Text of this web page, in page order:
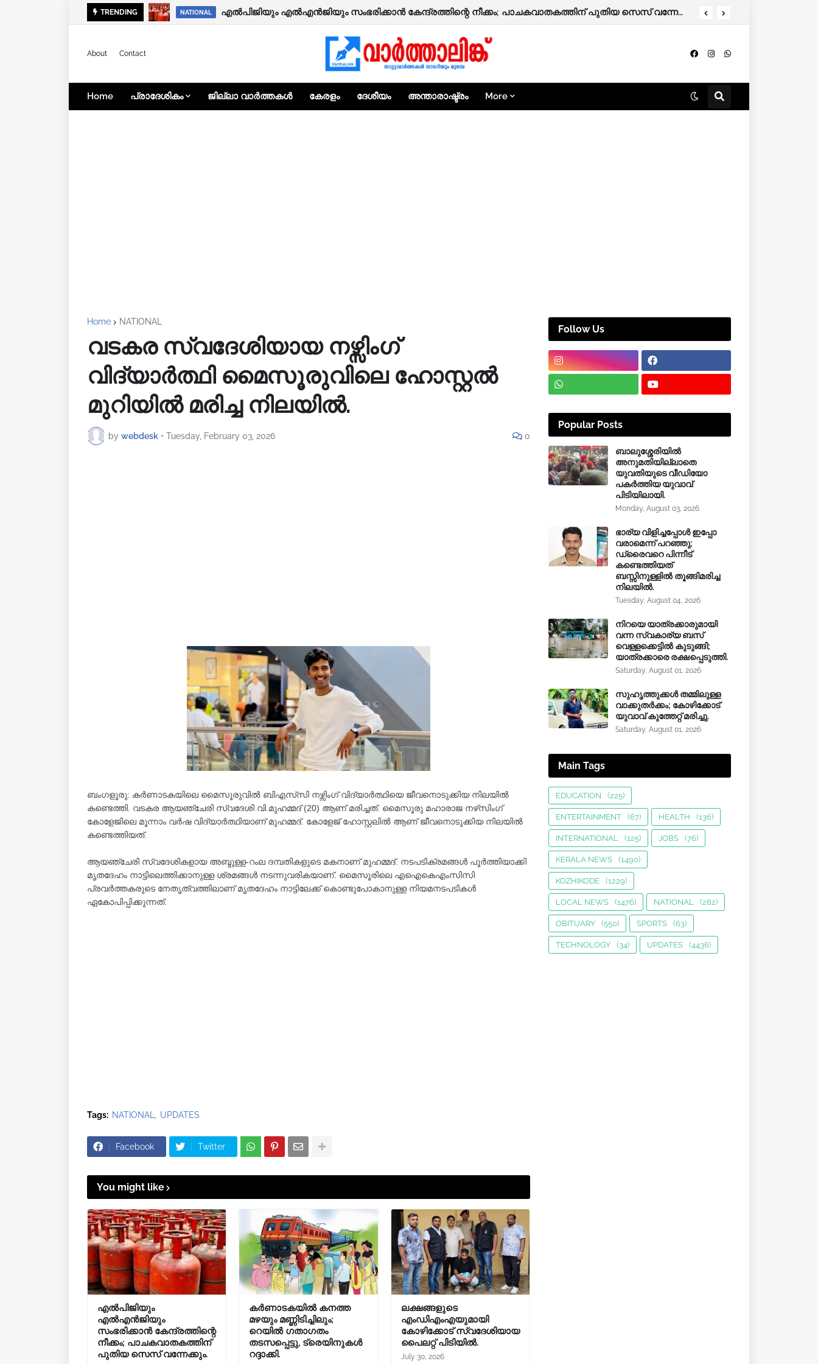
TRENDING NATIONAL എൽപിജിയും എൽഎൻജിയും സംഭരിക്കാൻ കേന്ദ്രത്തിന്റെ നീക്കം; പാചകവാതകത്തിന് പുതിയ സെസ് വന്നേക്കും.
About Contact
Home പ്രാദേശികം ജില്ലാ വാർത്തകൾ കേരളം ദേശീയം അന്താരാഷ്ട്രം More
Home NATIONAL
വടകര സ്വദേശിയായ നഴ്സിംഗ്
വിദ്യാർത്ഥി മൈസൂരുവിലെ ഹോസ്റ്റൽ
മുറിയിൽ മരിച്ച നിലയിൽ.
by webdesk • Tuesday, February 03, 2026 0
ബംഗളൂരു: കർണാടകയിലെ മൈസൂരുവിൽ ബിഎസ്‌സി നഴ്സ‌ിംഗ് വിദ്യാർത്ഥിയെ ജീവനൊടുക്കിയ നിലയിൽ
കണ്ടെത്തി. വടകര ആയഞ്ചേരി സ്വദേശി വി.മുഹമ്മദ് (20) ആണ് മരിച്ചത്. മൈസൂരു മഹാരാജ നഴ്‌സിംഗ്
കോളേജിലെ മൂന്നാം വർഷ വിദ്യാർത്ഥിയാണ് മുഹമ്മദ്. കോളേജ് ഹോസ്റ്റലിൽ ആണ് ജീവനൊടുക്കിയ നിലയിൽ
കണ്ടെത്തിയത്.
ആയഞ്ചേരി സ്വദേശികളായ അബ്ദുള്ള-റംല ദമ്പതികളുടെ മകനാണ് മുഹമ്മദ്. നടപടിക്രമങ്ങള്‍ പൂര്‍ത്തിയാക്കി
മൃതദേഹം നാട്ടിലെത്തിക്കാനുള്ള ശ്രമങ്ങള്‍ നടന്നുവരികയാണ്. മൈസൂരിലെ എഐകെഎംസിസി
പ്രവര്‍ത്തകരുടെ നേതൃത്വത്തിലാണ് മൃതദേഹം നാട്ടിലേക്ക് കൊണ്ടുപോകാനുള്ള നിയമനടപടികള്‍
ഏകോപിപ്പിക്കുന്നത്.
Tags: NATIONAL UPDATES
Facebook Twitter
You might like
എൽപിജിയും
എൽഎൻജിയും
സംഭരിക്കാൻ കേന്ദ്രത്തിന്റെ
നീക്കം; പാചകവാതകത്തിന്
പുതിയ സെസ് വന്നേക്കും.
കർണാടകയിൽ കനത്ത
മഴയും മണ്ണിടിച്ചിലും;
റെയിൽ ഗതാഗതം
തടസപ്പെട്ടു, ട്രെയിനുകൾ
റദ്ദാക്കി.
ലക്ഷങ്ങളുടെ
എംഡിഎംഎയുമായി
കോഴിക്കോട് സ്വദേശിയായ
പൈലറ്റ് പിടിയിൽ.
July 30, 2026
Follow Us
Popular Posts
ബാലുശ്ശേരിയിൽ
അനുമതിയില്ലാതെ
യുവതിയുടെ വീഡിയോ
പകർത്തിയ യുവാവ്
പിടിയിലായി.
Monday, August 03, 2026
ഭാര്യ വിളിച്ചപ്പോള്‍ ഇപ്പോ
വരാമെന്ന് പറഞ്ഞു;
ഡ്രൈവറെ പിന്നീട്
കണ്ടെത്തിയത്
ബസ്സിനുള്ളില്‍ തൂങ്ങിമരിച്ച
നിലയിൽ.
Tuesday, August 04, 2026
നിറയെ യാത്രക്കാരുമായി
വന്ന സ്വകാര്യ ബസ്
വെള്ളക്കെട്ടിൽ കുടുങ്ങി;
യാത്രക്കാരെ രക്ഷപ്പെടുത്തി.
Saturday, August 01, 2026
സുഹൃത്തുക്കൾ തമ്മിലുള്ള
വാക്കുതർക്കം; കോഴിക്കോട്
യുവാവ് കുത്തേറ്റ് മരിച്ചു.
Saturday, August 01, 2026
Main Tags
EDUCATION (225)
ENTERTAINMENT (67) HEALTH (136)
INTERNATIONAL (125) JOBS (76)
KERALA NEWS (1490)
KOZHIKODE (1229)
LOCAL NEWS (1476) NATIONAL (282)
OBITUARY (550) SPORTS (63)
TECHNOLOGY (34) UPDATES (4436)